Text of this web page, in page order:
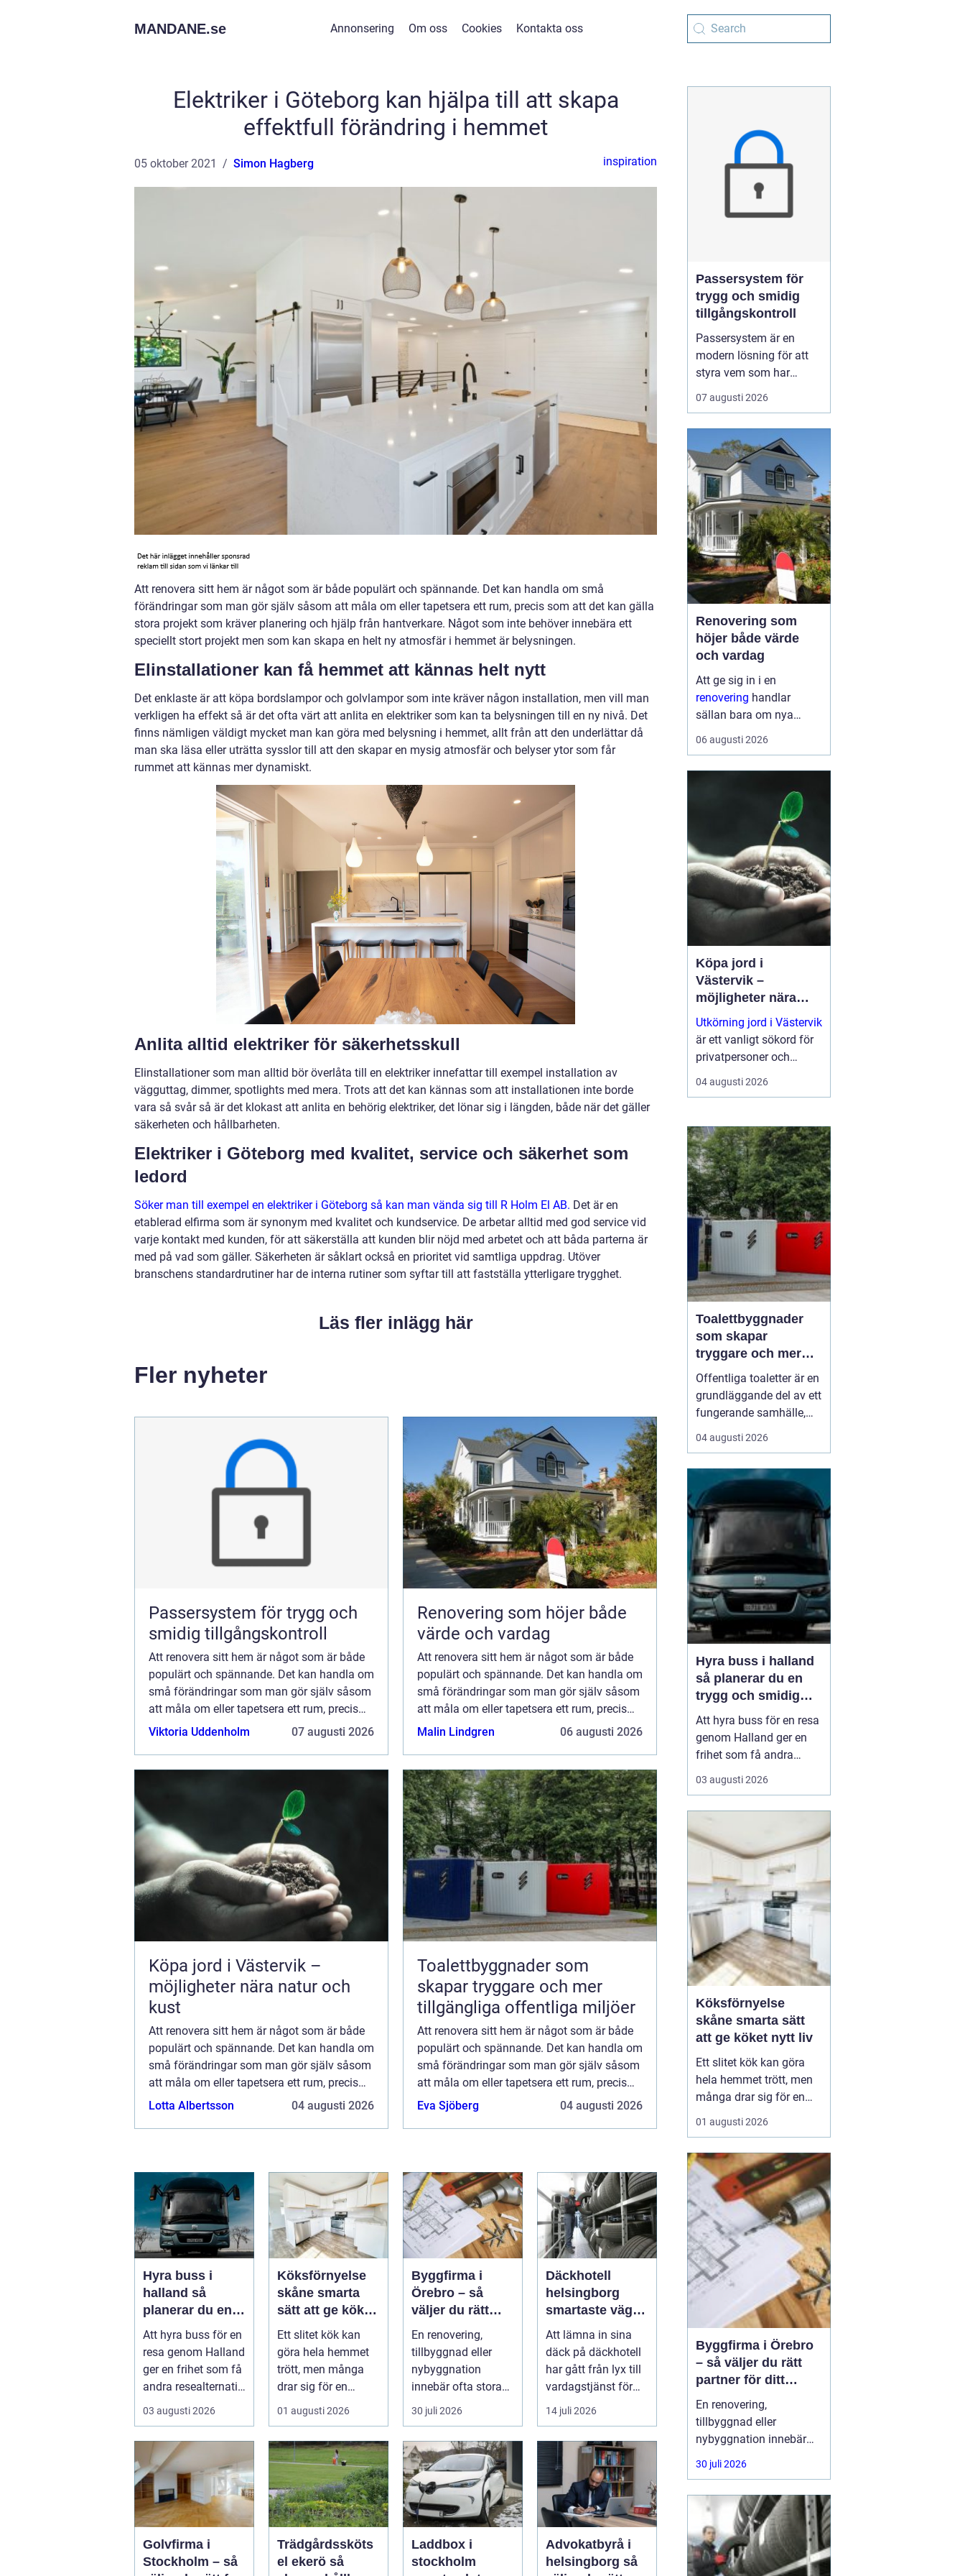
MANDANE.se Annonsering Om oss Cookies Kontakta oss
Elektriker i Göteborg kan hjälpa till att skapa
effektfull förändring i hemmet
05 oktober 2021 Simon Hagberg inspiration
Att renovera sitt hem är något som är både populärt och spännande. Det kan handla om små
förändringar som man gör själv såsom att måla om eller tapetsera ett rum, precis som att det kan gälla
stora projekt som kräver planering och hjälp från hantverkare. Något som inte behöver innebära ett
speciellt stort projekt men som kan skapa en helt ny atmosfär i hemmet är belysningen.
Elinstallationer kan få hemmet att kännas helt nytt
Det enklaste är att köpa bordslampor och golvlampor som inte kräver någon installation, men vill man
verkligen ha effekt så är det ofta värt att anlita en elektriker som kan ta belysningen till en ny nivå. Det
finns nämligen väldigt mycket man kan göra med belysning i hemmet, allt från att den underlättar då
man ska läsa eller uträtta sysslor till att den skapar en mysig atmosfär och belyser ytor som får
rummet att kännas mer dynamiskt.
Anlita alltid elektriker för säkerhetsskull
Elinstallationer som man alltid bör överlåta till en elektriker innefattar till exempel installation av
vägguttag, dimmer, spotlights med mera. Trots att det kan kännas som att installationen inte borde
vara så svår så är det klokast att anlita en behörig elektriker, det lönar sig i längden, både när det gäller
säkerheten och hållbarheten.
Elektriker i Göteborg med kvalitet, service och säkerhet som
ledord
Söker man till exempel en elektriker i Göteborg så kan man vända sig till R Holm El AB. Det är en
etablerad elfirma som är synonym med kvalitet och kundservice. De arbetar alltid med god service vid
varje kontakt med kunden, för att säkerställa att kunden blir nöjd med arbetet och att båda parterna är
med på vad som gäller. Säkerheten är såklart också en prioritet vid samtliga uppdrag. Utöver
branschens standardrutiner har de interna rutiner som syftar till att fastställa ytterligare trygghet.
Läs fler inlägg här
Fler nyheter
Passersystem för trygg och
smidig tillgångskontroll
Att renovera sitt hem är något som är både
populärt och spännande. Det kan handla om
små förändringar som man gör själv såsom
att måla om eller tapetsera ett rum, precis
som att det kan gälla stora projekt som
Viktoria Uddenholm 07 augusti 2026
Renovering som höjer både
värde och vardag
Att renovera sitt hem är något som är både
populärt och spännande. Det kan handla om
små förändringar som man gör själv såsom
att måla om eller tapetsera ett rum, precis
som att det kan gälla stora projekt som
Malin Lindgren 06 augusti 2026
Köpa jord i Västervik –
möjligheter nära natur och
kust
Att renovera sitt hem är något som är både
populärt och spännande. Det kan handla om
små förändringar som man gör själv såsom
att måla om eller tapetsera ett rum, precis
som att det kan gälla stora projekt som
Lotta Albertsson 04 augusti 2026
Toalettbyggnader som
skapar tryggare och mer
tillgängliga offentliga miljöer
Att renovera sitt hem är något som är både
populärt och spännande. Det kan handla om
små förändringar som man gör själv såsom
att måla om eller tapetsera ett rum, precis
som att det kan gälla stora projekt som
Eva Sjöberg 04 augusti 2026
Hyra buss i
halland så
planerar du en
trygg och
smidig resa
Att hyra buss för en
resa genom Halland
ger en frihet som få
andra resealternativ
erbjuder. Gruppen ...
03 augusti 2026
Köksförnyelse
skåne smarta
sätt att ge köket
nytt liv
Ett slitet kök kan
göra hela hemmet
trött, men många
drar sig för en
fullständig
01 augusti 2026
Byggfirma i
Örebro – så
väljer du rätt
partner för ditt
projekt
En renovering,
tillbyggnad eller
nybyggnation
innebär ofta stora
beslut, både
30 juli 2026
Däckhotell
helsingborg
smartaste vägen
till säkra
hjulskift
Att lämna in sina
däck på däckhotell
har gått från lyx till
vardagstjänst för
många bilägare. I
14 juli 2026
Golvfirma i
Stockholm – så
Trädgårdssköts
el ekerö så
Laddbox i
stockholm
Advokatbyrå i
helsingborg så
Passersystem för
trygg och smidig
tillgångskontroll
Passersystem är en
modern lösning för att
styra vem som har
tillträde till en byggnad
eller ett utrymme, och
möjligt. Genom att
ersätta traditionella
nycklar med digitala
nyckelbärare som kort,
brickor eller koder får
fastighe...
07 augusti 2026
Renovering som
höjer både värde
och vardag
Att ge sig in i en
renovering handlar
sällan bara om nya
ytskikt. För många
handlar det om att
tryggare och håller
länge. En genomtänkt
renovering kan sänka
energik...
06 augusti 2026
Köpa jord i
Västervik –
möjligheter nära
natur och kust
Utkörning jord i Västervik
är ett vanligt sökord för
privatpersoner och
företag som planerar
nya trädgårdar,
04 augusti 2026
Toalettbyggnader
som skapar
tryggare och mer
tillgängliga
offentliga miljöer
Offentliga toaletter är en
grundläggande del av ett
fungerande samhälle,
men hamnar ofta längst
ned på prioriteringslistan
byggprojekt. Samtidigt
vet alla som någon gång
stått utan toalett i en
park, på en badplats eller
under et...
04 augusti 2026
Hyra buss i halland
så planerar du en
trygg och smidig
resa
Att hyra buss för en resa
genom Halland ger en
frihet som få andra
resealternativ erbjuder.
Gruppen håller ihop,
upplevelsen och
logistiken förenklas
märkbart. Samtidigt kan
det kännas svårt att veta
var man börjar: Hur stor
b...
03 augusti 2026
Köksförnyelse
skåne smarta sätt
att ge köket nytt liv
Ett slitet kök kan göra
hela hemmet trött, men
många drar sig för en
fullständig renovering.
Det tar tid, kostar mycket
ingrepp. Därför väljer allt
fler att satsa på
köksförnyelse i stället
för att riva ut och bygga
nytt. Med rä...
01 augusti 2026
Byggfirma i Örebro
– så väljer du rätt
partner för ditt
projekt
En renovering,
tillbyggnad eller
nybyggnation innebär
ofta stora beslut, både
ekonomiskt och
privatpersoner och
företag i Örebro ställer
sig samma fråga: hur
hittar man en trygg,
30 juli 2026